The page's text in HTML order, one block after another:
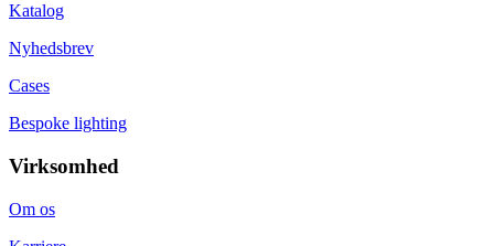
Katalog
Nyhedsbrev
Cases
Bespoke lighting
Virksomhed
Om os